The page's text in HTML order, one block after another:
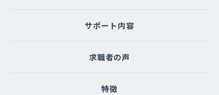
サポート内容
求職者の声
特徴